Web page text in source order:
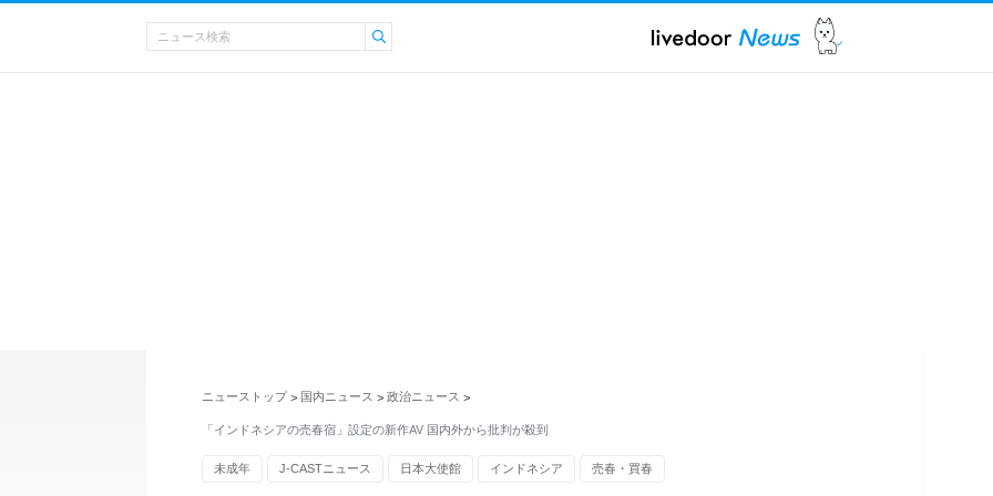
ニューストップ > 国内ニュース > 政治ニュース >
「インドネシアの売春宿」設定の新作AV 国内外から批判が殺到
未成年 J-CASTニュース 日本大使館 インドネシア 売春・買春